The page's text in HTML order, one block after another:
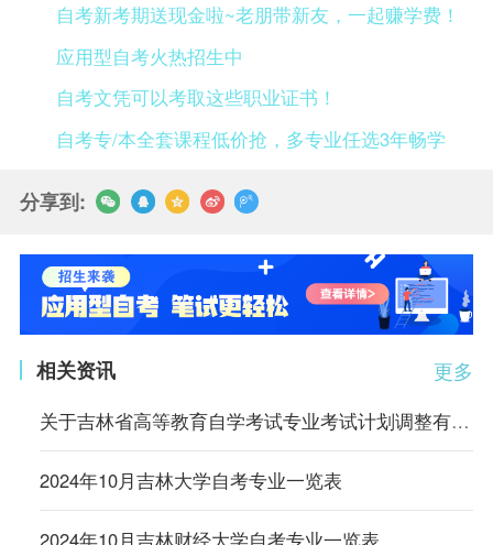
自考新考期送现金啦~老朋带新友，一起赚学费！
应用型自考火热招生中
自考文凭可以考取这些职业证书！
自考专/本全套课程低价抢，多专业任选3年畅学
分享到:
更多
相关资讯
关于吉林省高等教育自学考试专业考试计划调整有关事项的通知
2024年10月吉林大学自考专业一览表